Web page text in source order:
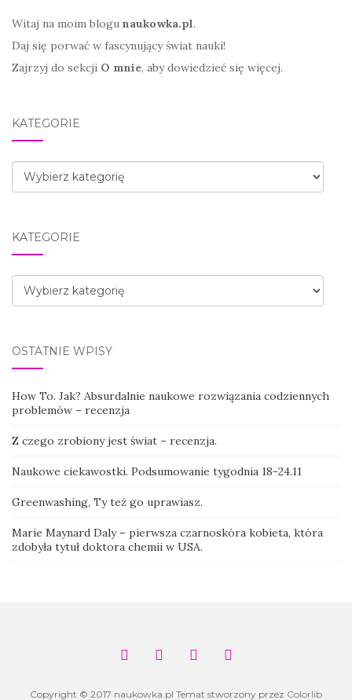
Witaj na moim blogu naukowka.pl.
Daj się porwać w fascynujący świat nauki!
Zajrzyj do sekcji O mnie, aby dowiedzieć się więcej.
KATEGORIE
Kategorie
KATEGORIE
Kategorie
OSTATNIE WPISY
How To. Jak? Absurdalnie naukowe rozwiązania codziennych
problemów – recenzja
Z czego zrobiony jest świat – recenzja.
Naukowe ciekawostki. Podsumowanie tygodnia 18-24.11
Greenwashing, Ty też go uprawiasz.
Marie Maynard Daly – pierwsza czarnoskóra kobieta, która
zdobyła tytuł doktora chemii w USA.
Copyright © 2017 naukowka.pl Temat stworzony przez Colorlib